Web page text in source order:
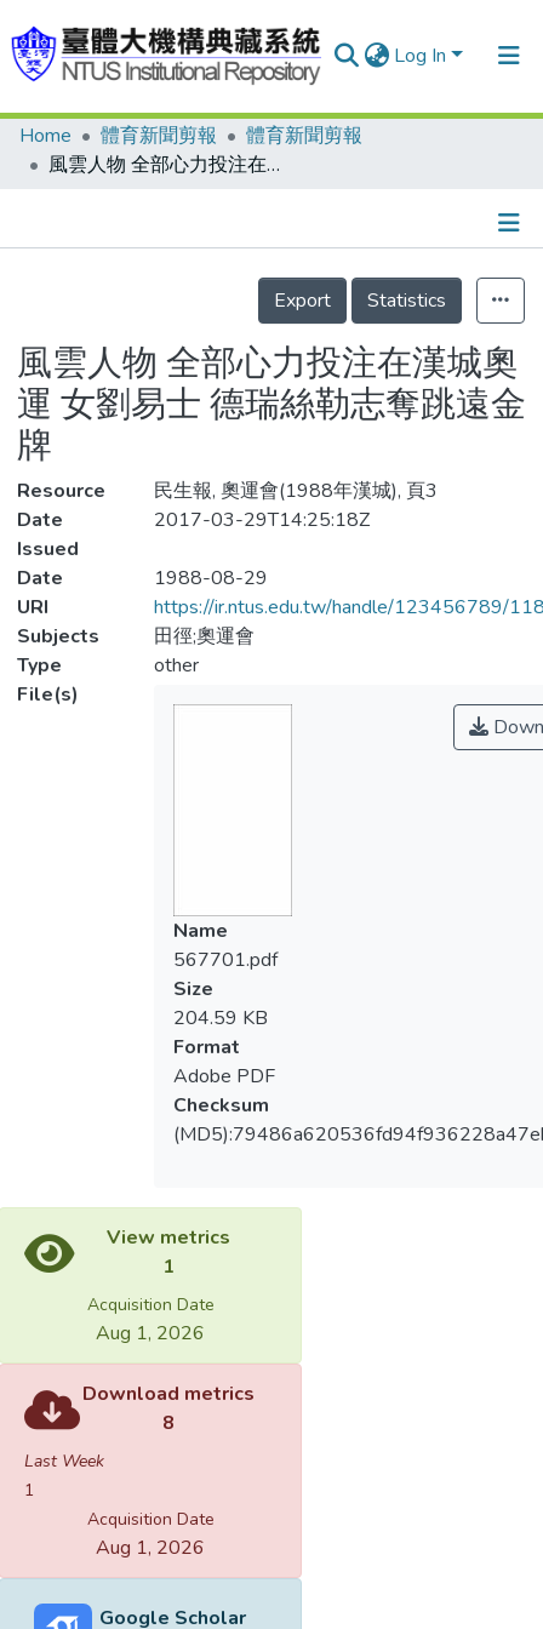
Log In
Communities & Collections
Statistics
Home 體育新聞剪報
體育新聞剪報
風雲人物 全部心力投注在漢城奧運 女劉易士 德瑞絲勒志奪跳遠金牌
Details
Export
Statistics
風雲人物 全部心力投注在漢城奧
運 女劉易士 德瑞絲勒志奪跳遠金
牌
Resource
民生報, 奧運會(1988年漢城), 頁3
Date
Issued
2017-03-29T14:25:18Z
Date
1988-08-29
URI
https://ir.ntus.edu.tw/handle/123456789/
Subjects
田徑;奧運會
Type
other
File(s)
Name
567701.pdf
Size
204.59 KB
Format
Adobe PDF
Checksum
View metrics
1
Acquisition Date
Aug 1, 2026
Download metrics
8
Last Week
1
Acquisition Date
Aug 1, 2026
Google Scholar